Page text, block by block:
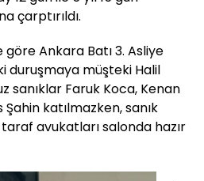
çarptırıldı.
Ankara Batı 3. Asliye
duruşmaya müşteki Halil
sanıklar Faruk Koca, Kenan
katılmazken, sanık
avukatları salonda hazır